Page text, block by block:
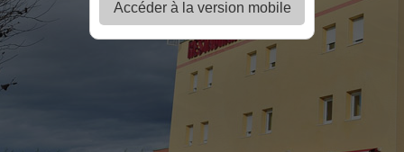
Accéder à la version mobile